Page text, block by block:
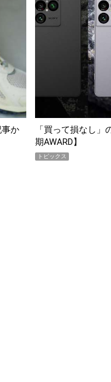
2026上半
【編集
らイチ